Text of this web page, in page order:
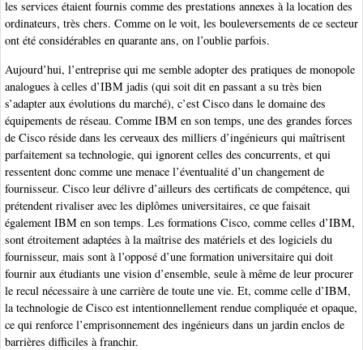
les services étaient fournis comme des prestations annexes à la location des
ordinateurs, très chers. Comme on le voit, les bouleversements de ce secteur
ont été considérables en quarante ans, on l’oublie parfois.
Aujourd’hui, l’entreprise qui me semble adopter des pratiques de monopole
analogues à celles d’IBM jadis (qui soit dit en passant a su très bien
s’adapter aux évolutions du marché), c’est Cisco dans le domaine des
équipements de réseau. Comme IBM en son temps, une des grandes forces
de Cisco réside dans les cerveaux des milliers d’ingénieurs qui maîtrisent
parfaitement sa technologie, qui ignorent celles des concurrents, et qui
ressentent donc comme une menace l’éventualité d’un changement de
fournisseur. Cisco leur délivre d’ailleurs des certificats de compétence, qui
prétendent rivaliser avec les diplômes universitaires, ce que faisait
également IBM en son temps. Les formations Cisco, comme celles d’IBM,
sont étroitement adaptées à la maîtrise des matériels et des logiciels du
fournisseur, mais sont à l’opposé d’une formation universitaire qui doit
fournir aux étudiants une vision d’ensemble, seule à même de leur procurer
le recul nécessaire à une carrière de toute une vie. Et, comme celle d’IBM,
la technologie de Cisco est intentionnellement rendue compliquée et opaque,
ce qui renforce l’emprisonnement des ingénieurs dans un jardin enclos de
barrières difficiles à franchir.